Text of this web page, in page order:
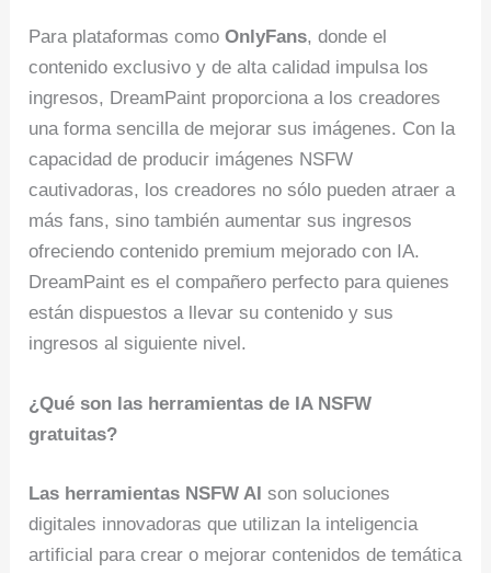
Para plataformas comoOnlyFans, donde el
contenido exclusivo y de alta calidad impulsa los
ingresos, DreamPaint proporciona a los creadores
una forma sencilla de mejorar sus imágenes. Con la
capacidad de producir imágenes NSFW
cautivadoras, los creadores no sólo pueden atraer a
más fans, sino también aumentar sus ingresos
ofreciendo contenido premium mejorado con IA.
DreamPaint es el compañero perfecto para quienes
están dispuestos a llevar su contenido y sus
ingresos al siguiente nivel.
¿Qué son las herramientas de IA NSFW
gratuitas?
Las herramientas NSFW AI son soluciones
digitales innovadoras que utilizan la inteligencia
artificial para crear o mejorar contenidos de temática